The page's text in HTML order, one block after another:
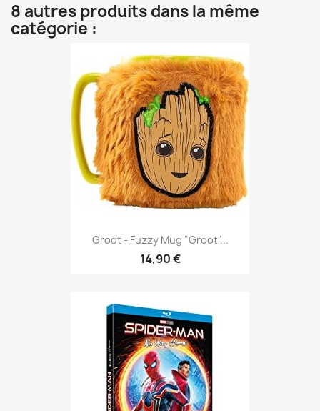
8 autres produits dans la même
catégorie :
Groot - Fuzzy Mug "Groot"...
14,90 €